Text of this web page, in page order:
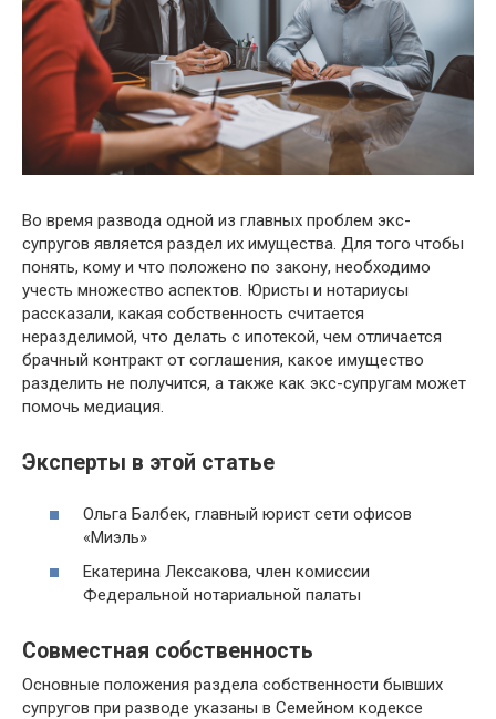
Во время развода одной из главных проблем экс-
супругов является раздел их имущества. Для того чтобы
понять, кому и что положено по закону, необходимо
учесть множество аспектов. Юристы и нотариусы
рассказали, какая собственность считается
неразделимой, что делать с ипотекой, чем отличается
брачный контракт от соглашения, какое имущество
разделить не получится, а также как экс-супругам может
помочь медиация.
Эксперты в этой статье
Ольга Балбек, главный юрист сети офисов
«Миэль»
Екатерина Лексакова, член комиссии
Федеральной нотариальной палаты
Совместная собственность
Основные положения раздела собственности бывших
супругов при разводе указаны в Семейном кодексе